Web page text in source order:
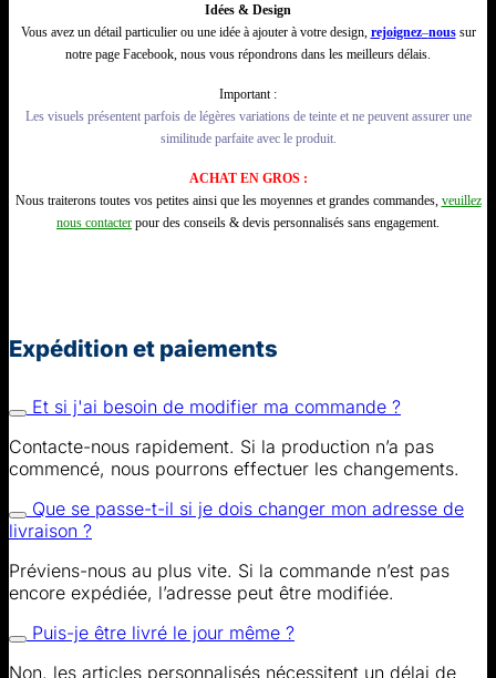
Idées & Design
Vous avez un détail particulier ou une idée à ajouter à votre design, rejoignez–nous sur
notre page Facebook, nous vous répondrons dans les meilleurs délais.
Important :
Les visuels présentent parfois de légères variations de teinte et ne peuvent assurer une
similitude parfaite avec le produit.
ACHAT EN GROS :
Nous traiterons toutes vos petites ainsi que les moyennes et grandes commandes, veuillez
nous contacter pour des conseils & devis personnalisés sans engagement.
Expédition et paiements
Et si j'ai besoin de modifier ma commande ?
Contacte-nous rapidement. Si la production n’a pas
commencé, nous pourrons effectuer les changements.
Que se passe-t-il si je dois changer mon adresse de
livraison ?
Préviens-nous au plus vite. Si la commande n’est pas
encore expédiée, l’adresse peut être modifiée.
Puis-je être livré le jour même ?
Non, les articles personnalisés nécessitent un délai de